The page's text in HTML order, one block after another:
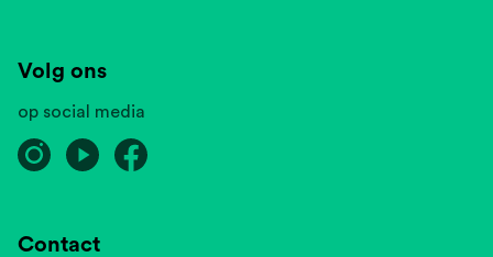
Contact
Volg ons
op social media